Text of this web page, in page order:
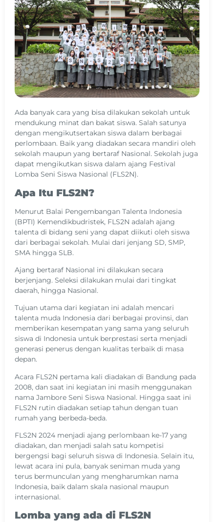
Ada banyak cara yang bisa dilakukan sekolah untuk
mendukung minat dan bakat siswa. Salah satunya
dengan mengikutsertakan siswa dalam berbagai
perlombaan. Baik yang diadakan secara mandiri oleh
sekolah maupun yang bertaraf Nasional. Sekolah juga
dapat mengikutkan siswa dalam ajang Festival
Lomba Seni Siswa Nasional (FLS2N).
Apa Itu FLS2N?
Menurut Balai Pengembangan Talenta Indonesia
(BPTI) Kemendikbudristek, FLS2N adalah ajang
talenta di bidang seni yang dapat diikuti oleh siswa
dari berbagai sekolah. Mulai dari jenjang SD, SMP,
SMA hingga SLB.
Ajang bertaraf Nasional ini dilakukan secara
berjenjang. Seleksi dilakukan mulai dari tingkat
daerah, hingga Nasional.
Tujuan utama dari kegiatan ini adalah mencari
talenta muda Indonesia dari berbagai provinsi, dan
memberikan kesempatan yang sama yang seluruh
siswa di Indonesia untuk berprestasi serta menjadi
generasi penerus dengan kualitas terbaik di masa
depan.
Acara FLS2N pertama kali diadakan di Bandung pada
2008, dan saat ini kegiatan ini masih menggunakan
nama Jambore Seni Siswa Nasional. Hingga saat ini
FLS2N rutin diadakan setiap tahun dengan tuan
rumah yang berbeda-beda.
FLS2N 2024 menjadi ajang perlombaan ke-17 yang
diadakan, dan menjadi salah satu kompetisi
bergengsi bagi seluruh siswa di Indonesia. Selain itu,
lewat acara ini pula, banyak seniman muda yang
terus bermunculan yang mengharumkan nama
Indonesia, baik dalam skala nasional maupun
internasional.
Lomba yang ada di FLS2N